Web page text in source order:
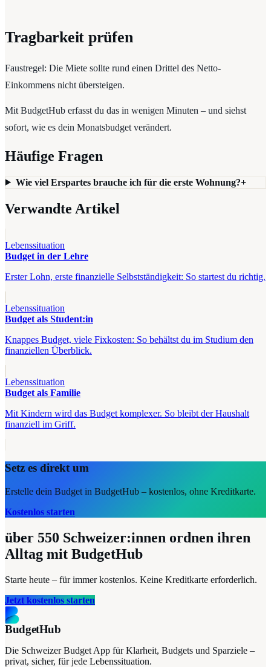
Tragbarkeit prüfen
Faustregel: Die Miete sollte rund einen Drittel des Netto-
Einkommens nicht übersteigen.
Mit BudgetHub erfasst du das in wenigen Minuten – und siehst
sofort, wie es dein Monatsbudget verändert.
Häufige Fragen
Wie viel Erspartes brauche ich für die erste Wohnung?+
Verwandte Artikel
Lebenssituation
Budget in der Lehre
Erster Lohn, erste finanzielle Selbstständigkeit: So startest du richtig.
Lebenssituation
Budget als Student:in
Knappes Budget, viele Fixkosten: So behältst du im Studium den
finanziellen Überblick.
Lebenssituation
Budget als Familie
Mit Kindern wird das Budget komplexer. So bleibt der Haushalt
finanziell im Griff.
Setz es direkt um
Erstelle dein Budget in BudgetHub – kostenlos, ohne Kreditkarte.
Kostenlos starten
über 550 Schweizer:innen ordnen ihren
Alltag mit BudgetHub
Starte heute – für immer kostenlos. Keine Kreditkarte erforderlich.
Jetzt kostenlos starten
BudgetHub
Die Schweizer Budget App für Klarheit, Budgets und Sparziele –
privat, sicher, für jede Lebenssituation.